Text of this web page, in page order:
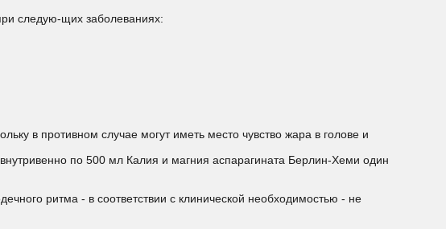
следую-щих заболеваниях:
в противном случае могут иметь место чувство жара в голове и
по 500 мл Калия и магния аспарагината Берлин-Хеми один
ритма - в соответствии с клинической необходимостью - не